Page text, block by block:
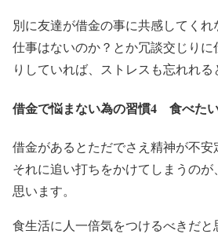
別に友達が借金の事に共感してく
仕事はないのか？とか冗談交じりに
りしていれば、ストレスも忘れれる
借金で悩まない為の習慣4 食べた
借金があるとただでさえ精神が不安
それに追い打ちをかけてしまうのが
思います。
食生活に人一倍気をつけるべきだと